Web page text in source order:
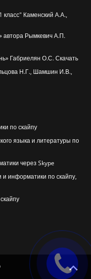
Каменский А.А.,
автора Рымкевич А.П.
Габриелян О.С. Скачать
Н.Г., Шамшин И.В.,
по скайпу
языка и литературы по
через Skype
информатики по скайпу,